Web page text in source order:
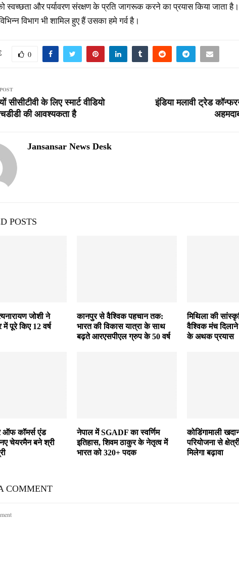
को स्वच्छता और पर्यावरण संरक्षण के प्रति जागरूक करने का प्रयास किया जाता
विभाग भी शामिल हुए हैं उसका हमे गर्व है।
0
सीसीटीवी के लिए स्मार्ट वीडियो
की आवश्यकता है
इंडिया मलावी ट्रेड
Jansansar News Desk
POSTS
जोशी ने
में पूरे किए 12 वर्ष
कानपुर से वैश्विक पहचान तक:
भारत की विकास यात्रा के साथ
बढ़ते आरएसपीएल ग्रुप के 50 वर्ष
मिथिला की
वैश्विक मंच
के अथक प्रयास
ऑफ कॉमर्स एंड
चेयरमैन बने श्री
नेपाल में SGADF का स्वर्णिम
इतिहास, शिवम ठाकुर के नेतृत्व में
भारत को 320+ पदक
कोडिंगामाली
परियोजना से
मिलेगा बढ़ावा
COMMENT